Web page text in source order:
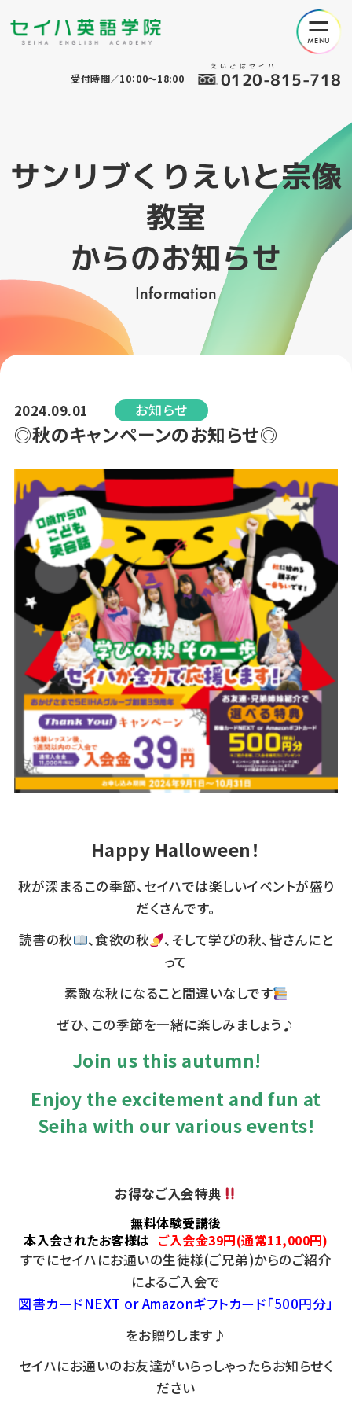
えいごはセイハ
0120-815-718
受付時間／10：00～18:00
サンリブくりえいと宗像
教室
からのお知らせ
Information
2024.09.01 お知らせ
◎秋のキャンペーンのお知らせ◎
Happy Halloween！
秋が深まるこの季節、セイハでは楽しいイベントが盛り
だくさんです。
読書の秋
、食欲の秋
、そして学びの秋、皆さんにと
って
素敵な秋になること間違いなしです
ぜひ、この季節を一緒に楽しみましょう♪
Join us this autumn!
Enjoy the excitement and fun at
Seiha with our various events!
お得なご入会特典
無料体験受講後
本入会されたお客様は ご入会金39円(通常11,000円)
すでにセイハにお通いの生徒様(ご兄弟)からのご紹介
によるご入会で
図書カードNEXT or Amazonギフトカード「500円分」
をお贈りします♪
セイハにお通いのお友達がいらっしゃったらお知らせく
ださい